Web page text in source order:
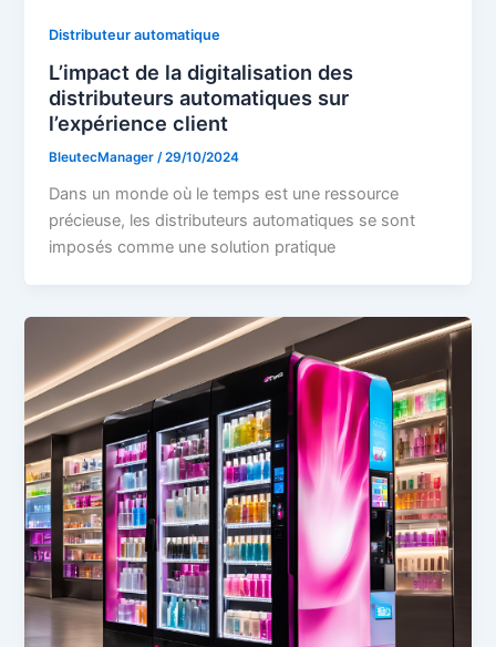
Distributeur automatique
L’impact de la digitalisation des
distributeurs automatiques sur
l’expérience client
BleutecManager/29/10/2024
Dans un monde où le temps est une ressource
précieuse, les distributeurs automatiques se sont
imposés comme une solution pratique